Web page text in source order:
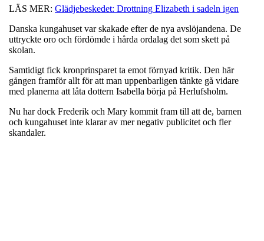
LÄS MER: Glädjebeskedet: Drottning Elizabeth i sadeln igen
Danska kungahuset var skakade efter de nya avslöjandena. De
uttryckte oro och fördömde i hårda ordalag det som skett på
skolan.
Samtidigt fick kronprinsparet ta emot förnyad kritik. Den här
gången framför allt för att man uppenbarligen tänkte gå vidare
med planerna att låta dottern Isabella börja på Herlufsholm.
Nu har dock Frederik och Mary kommit fram till att de, barnen
och kungahuset inte klarar av mer negativ publicitet och fler
skandaler.